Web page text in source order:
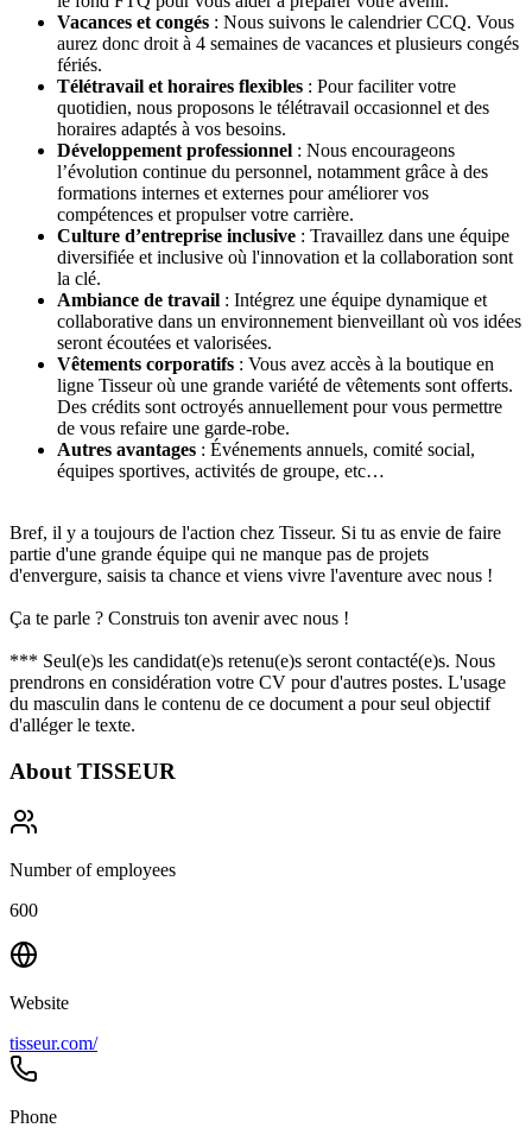
Vacances et congés : Nous suivons le calendrier CCQ. Vous
aurez donc droit à 4 semaines de vacances et plusieurs congés
fériés.
Télétravail et horaires flexibles : Pour faciliter votre
quotidien, nous proposons le télétravail occasionnel et des
horaires adaptés à vos besoins.
Développement professionnel : Nous encourageons
l’évolution continue du personnel, notamment grâce à des
formations internes et externes pour améliorer vos
compétences et propulser votre carrière.
Culture d’entreprise inclusive : Travaillez dans une équipe
diversifiée et inclusive où l'innovation et la collaboration sont
la clé.
Ambiance de travail : Intégrez une équipe dynamique et
collaborative dans un environnement bienveillant où vos idées
seront écoutées et valorisées.
Vêtements corporatifs : Vous avez accès à la boutique en
ligne Tisseur où une grande variété de vêtements sont offerts.
Des crédits sont octroyés annuellement pour vous permettre
de vous refaire une garde-robe.
Autres avantages : Événements annuels, comité social,
équipes sportives, activités de groupe, etc…
Bref, il y a toujours de l'action chez Tisseur. Si tu as envie de faire
partie d'une grande équipe qui ne manque pas de projets
d'envergure, saisis ta chance et viens vivre l'aventure avec nous !
Ça te parle ? Construis ton avenir avec nous !
*** Seul(e)s les candidat(e)s retenu(e)s seront contacté(e)s. Nous
prendrons en considération votre CV pour d'autres postes. L'usage
du masculin dans le contenu de ce document a pour seul objectif
d'alléger le texte.
About TISSEUR
Number of employees
600
Website
tisseur.com/
Phone